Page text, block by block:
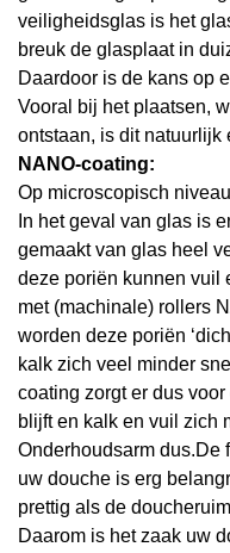
veiligheidsglas is het
breuk de glasplaat in
Daardoor is de kans op
Vooral bij het plaatsen,
ontstaan, is dit natuurlijk
NANO-coating:
Op microscopisch
In het geval van glas is
gemaakt van glas heel
deze poriën kunnen vuil
met (machinale) rollers
worden deze poriën
kalk zich veel minder
coating zorgt er dus
blijft en kalk en vuil zich
Onderhoudsarm
uw douche is erg
prettig als de
Daarom is het zaak uw